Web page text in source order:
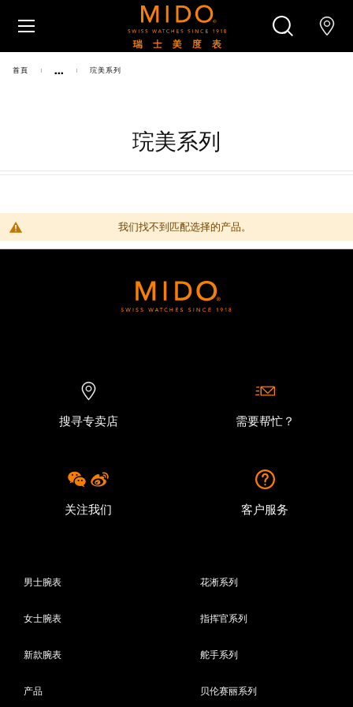
首頁 ... 琓美系列
琓美系列
我们找不到匹配选择的产品。
搜寻专卖店 需要帮忙？
关注我们 客户服务
男士腕表
女士腕表
新款腕表
产品
花淅系列
指挥官系列
舵手系列
贝伦赛丽系列